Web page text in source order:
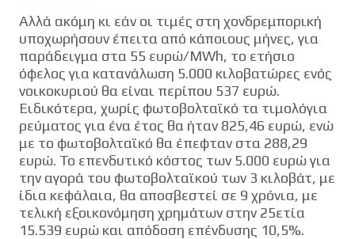
Αλλά ακόμη κι εάν οι τιμές στη χονδρεμπορική
υποχωρήσουν έπειτα από κάποιους μήνες, για
παράδειγμα στα 55 ευρώ/MWh, το ετήσιο
όφελος για κατανάλωση 5.000 κιλοβατώρες ενός
νοικοκυριού θα είναι περίπου 537 ευρώ.
Ειδικότερα, χωρίς φωτοβολταϊκό τα τιμολόγια
ρεύματος για ένα έτος θα ήταν 825,46 ευρώ, ενώ
με το φωτοβολταϊκό θα έπεφταν στα 288,29
ευρώ. Το επενδυτικό κόστος των 5.000 ευρώ για
την αγορά του φωτοβολταϊκού των 3 κιλοβάτ, με
ίδια κεφάλαια, θα αποσβεστεί σε 9 χρόνια, με
τελική εξοικονόμηση χρημάτων στην 25ετία
15.539 ευρώ και απόδοση επένδυσης 10,5%.